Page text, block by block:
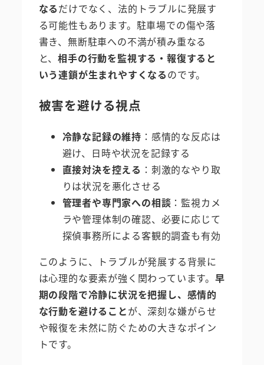
なるだけでなく、法的トラブルに発展す
る可能性もあります。駐車場での傷や落
書き、無断駐車への不満が積み重なる
と、相手の行動を監視する・報復すると
いう連鎖が生まれやすくなるのです。
被害を避ける視点
冷静な記録の維持 ：感情的な反応は
避け、日時や状況を記録する
直接対決を控える ：刺激的なやり取
りは状況を悪化させる
管理者や専門家への相談 ：監視カメ
ラや管理体制の確認、必要に応じて
探偵事務所による客観的調査も有効
このように、トラブルが発展する背景に
は心理的な要素が強く関わっています。 早
期の段階で冷静に状況を把握し、感情的
な行動を避けることが、深刻な嫌がらせ
や報復を未然に防ぐための大きなポイン
トです。